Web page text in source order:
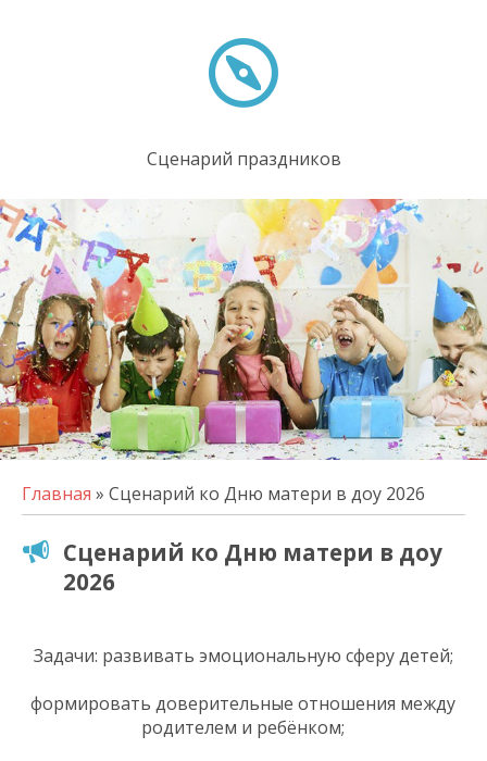
Сценарий праздников
Главная » Сценарий ко Дню матери в доу 2026
Сценарий ко Дню матери в доу
2026
Задачи: развивать эмоциональную сферу детей;
формировать доверительные отношения между
родителем и ребёнком;